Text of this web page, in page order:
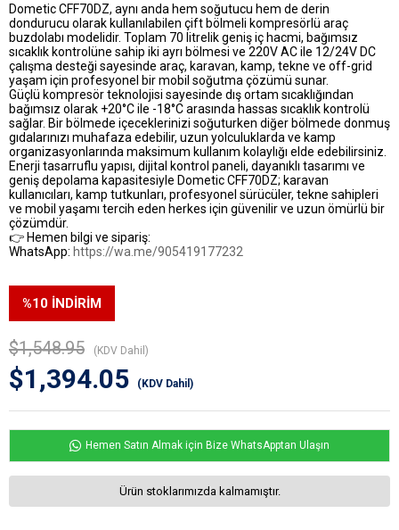
Dometic CFF70DZ, aynı anda hem soğutucu hem de derin
dondurucu olarak kullanılabilen çift bölmeli kompresörlü araç
buzdolabı modelidir. Toplam 70 litrelik geniş iç hacmi, bağımsız
sıcaklık kontrolüne sahip iki ayrı bölmesi ve 220V AC ile 12/24V DC
çalışma desteği sayesinde araç, karavan, kamp, tekne ve off-grid
yaşam için profesyonel bir mobil soğutma çözümü sunar.
Güçlü kompresör teknolojisi sayesinde dış ortam sıcaklığından
bağımsız olarak +20°C ile -18°Carasında hassas sıcaklık kontrolü
sağlar. Bir bölmede içeceklerinizi soğuturken diğer bölmede donmuş
gıdalarınızı muhafaza edebilir, uzun yolculuklarda ve kamp
organizasyonlarında maksimum kullanım kolaylığı elde edebilirsiniz.
Enerji tasarruflu yapısı, dijital kontrol paneli, dayanıklı tasarımı ve
geniş depolama kapasitesiyle Dometic CFF70DZ; karavan
kullanıcıları, kamp tutkunları, profesyonel sürücüler, tekne sahipleri
ve mobil yaşamı tercih eden herkes için güvenilir ve uzun ömürlü bir
çözümdür.
👉 Hemen bilgi ve sipariş:
WhatsApp: https://wa.me/905419177232
%10 İNDIRIM
$1,548.95 (KDV Dahil)
$1,394.05 (KDV Dahil)
Hemen Satın Almak için Bize WhatsApptan Ulaşın
Ürün stoklarımızda kalmamıştır.